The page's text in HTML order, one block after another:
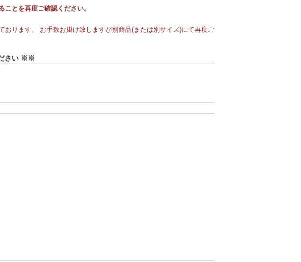
とを再度ご確認ください。
ります。 お手数お掛け致しますが別商品(または別サイズ)にて再度ご
さい ※※